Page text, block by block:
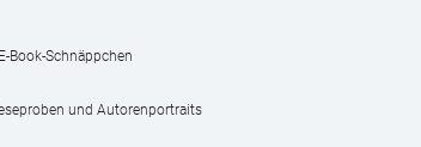
Book-Schnäppchen
und Autorenportraits